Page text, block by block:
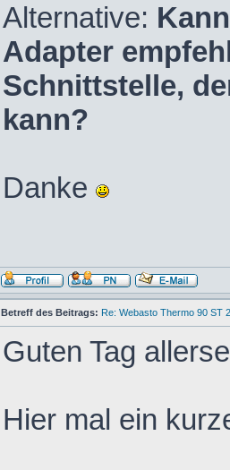
Alternative:
Adapter
Schnittstelle,
kann?
Danke
Betreff des Beitrags: Re: Webasto Thermo 90 ST
Guten Tag
Hier mal ein